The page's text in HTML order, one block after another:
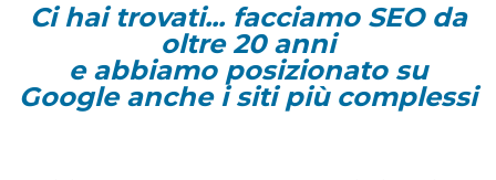
Ci hai trovati... facciamo SEO da
oltre 20 anni
e abbiamo posizionato su
Google anche i siti più complessi